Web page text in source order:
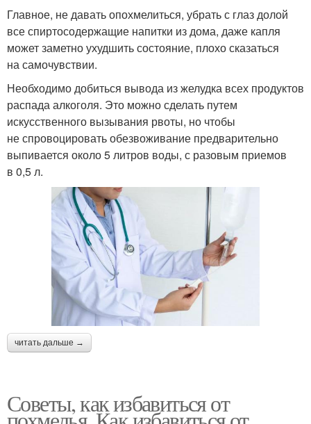
Главное, не давать опохмелиться, убрать с глаз долой
все спиртосодержащие напитки из дома, даже капля
может заметно ухудшить состояние, плохо сказаться
на самочувствии.
Необходимо добиться вывода из желудка всех продуктов
распада алкоголя. Это можно сделать путем
искусственного вызывания рвоты, но чтобы
не спровоцировать обезвоживание предварительно
выпивается около 5 литров воды, с разовым приемов
в 0,5 л.
читать дальше →
Советы, как избавиться от